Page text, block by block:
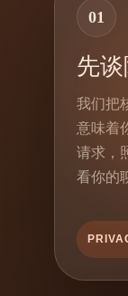
01
先
我们把
意味着
请求，
看你的